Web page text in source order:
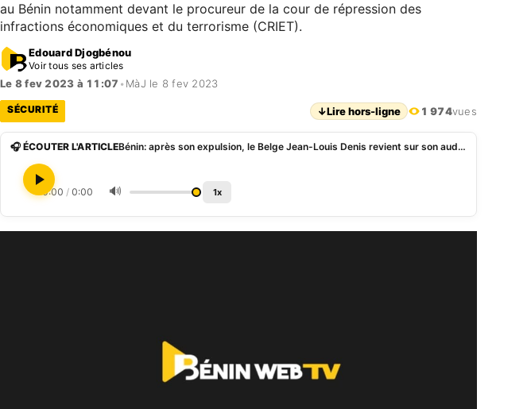
au Bénin notamment devant le procureur de la cour de répression des
infractions économiques et du terrorisme (CRIET).
Edouard Djogbénou
Voir tous ses articles
Le 8 fev 2023 à 11:07 • MàJ le 8 fev 2023
SÉCURITÉ ↓Lire hors-ligne 1 974vues
🎧 ÉCOUTER L'ARTICLE Bénin: après son expulsion, le Belge Jean-Louis Denis revient sur son audition à la CRIET
0:00 / 0:00 🔊 1x